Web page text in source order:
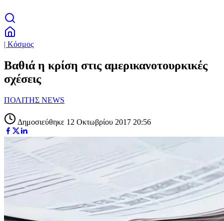
| Κόσμος
Βαθιά η κρίση στις αμερικανοτουρκικές
σχέσεις
ΠΟΛΙΤΗΣ NEWS
Δημοσιεύθηκε 12 Οκτωβρίου 2017 20:56